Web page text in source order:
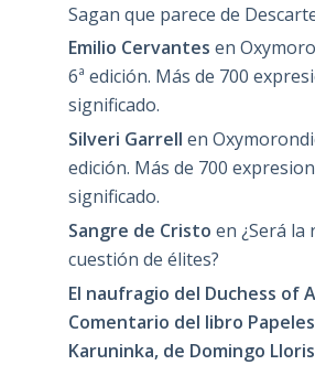
Sagan que parece de
Emilio Cervantes en
6ª edición. Más de 700
significado.
Silveri Garrell en
edición. Más de 700
significado.
Sangre de Cristo en ¿Será la
cuestión de élites?
El naufragio del Duchess of
Comentario del libro
Karuninka, de Domingo